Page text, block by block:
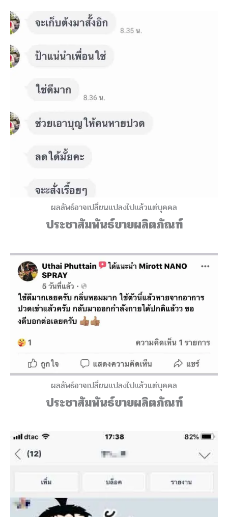
ผลลัพธ์อาจเปลี่ยนแปลงไปแล้วแต่บุคคล
ประชาสัมพันธ์ขายผลิตภัณฑ์
ผลลัพธ์อาจเปลี่ยนแปลงไปแล้วแต่บุคคล
ประชาสัมพันธ์ขายผลิตภัณฑ์